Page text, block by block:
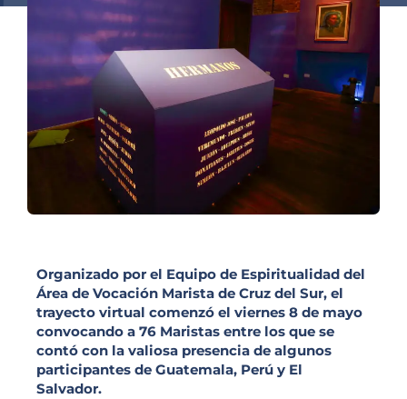
Organizado por el Equipo de Espiritualidad del
Área de Vocación Marista de Cruz del Sur, el
trayecto virtual comenzó el viernes 8 de mayo
convocando a 76 Maristas entre los que se
contó con la valiosa presencia de algunos
participantes de Guatemala, Perú y El
Salvador.